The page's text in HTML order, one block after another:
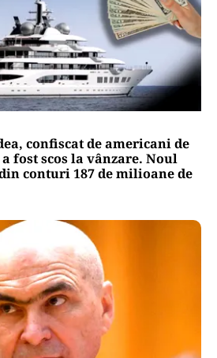
confiscat de americani de
fost scos la vânzare. Noul
conturi 187 de milioane de